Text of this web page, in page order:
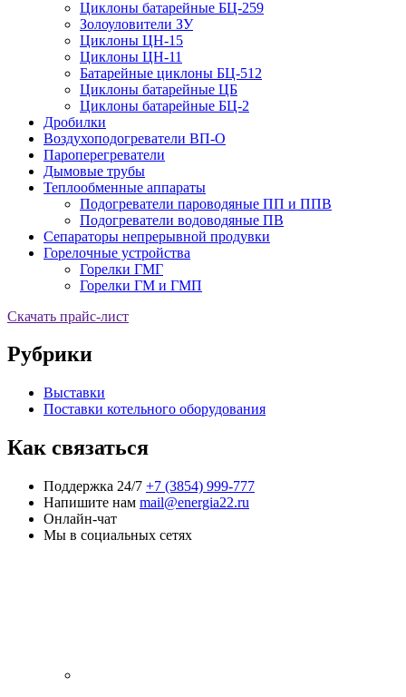
Циклоны батарейные БЦ-259
Золоуловители ЗУ
Циклоны ЦН-15
Циклоны ЦН-11
Батарейные циклоны БЦ-512
Циклоны батарейные ЦБ
Циклоны батарейные БЦ-2
Дробилки
Воздухоподогреватели ВП-О
Пароперегреватели
Дымовые трубы
Теплообменные аппараты
Подогреватели пароводяные ПП и ППВ
Подогреватели водоводяные ПВ
Сепараторы непрерывной продувки
Горелочные устройства
Горелки ГМГ
Горелки ГМ и ГМП
Скачать прайс-лист
Рубрики
Выставки
Поставки котельного оборудования
Как связаться
Поддержка 24/7 +7 (3854) 999-777
Напишите нам mail@energia22.ru
Онлайн-чат
Мы в социальных сетях